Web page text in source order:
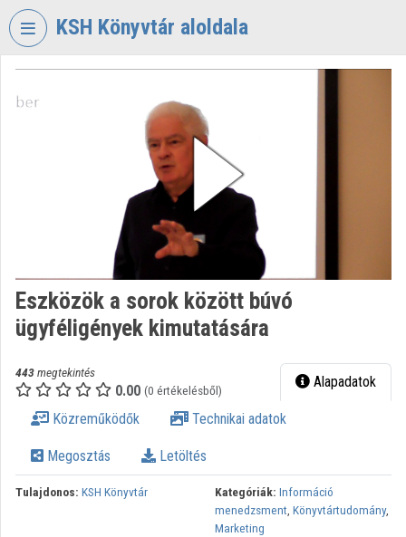
Fejléc kihagyása
KSH Könyvtár aloldala
Intézményi kezdőlap
Intézményi felfedezés
Kategóriák
Intézményi listák
Intézmények
Közreműködők
Eszközök a sorok között búvó
ügyféligények kimutatására
443megtekintés
0.00 (0 értékelésből) Alapadatok
Közreműködők Technikai adatok
Megosztás Letöltés
Tulajdonos: KSH Könyvtár Kategóriák: Információ
menedzsment, Könyvtártudomány,
Marketing